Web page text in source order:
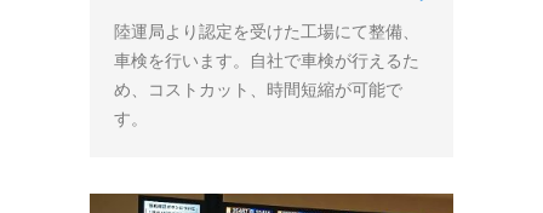
陸運局より認定を受けた工場にて整備、
車検を行います。自社で車検が行えるた
め、コストカット、時間短縮が可能で
す。